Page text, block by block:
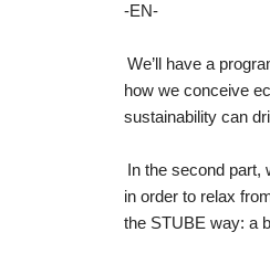
-EN-
We’ll have a
how we conceive
sustainability can
In the second part,
in order to relax
the STUBE way: a